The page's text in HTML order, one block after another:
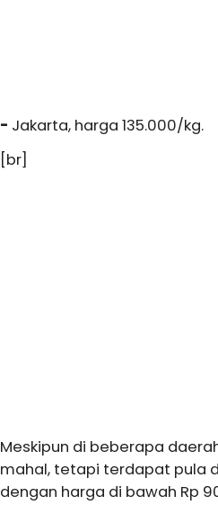
- Jakarta, harga 135.000/kg.
[br]
Meskipun di beberapa
mahal, tetapi terdapat pula
dengan harga di bawah Rp